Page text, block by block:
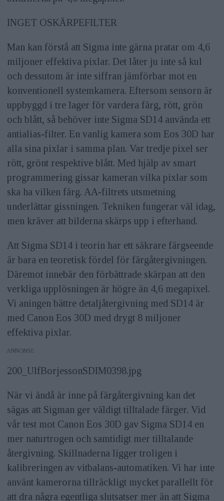
INGET OSKÄRPEFILTER
Man kan förstå att Sigma inte gärna pratar om 4,6
miljoner effektiva pixlar. Det låter ju inte så kul
och dessutom är inte siffran jämförbar mot en
konventionell systemkamera. Eftersom sensorn är
uppbyggd i tre lager för vardera färg, rött, grön
och blått, så behöver inte Sigma SD14 använda ett
antialias-filter. En vanlig kamera som Eos 30D har
alla sina pixlar i samma plan. Var tredje pixel ser
rött, grönt respektive blått. Med hjälp av smart
programmering gissar kameran vilka pixlar som
ska ha vilken färg. AA-filtrets utsmetning
underlättar gissningen. Tekniken fungerar väl idag,
men kräver att bilderna skärps upp i efterhand.
Att Sigma SD14 i teorin har ett säkrare färgseende
är bara en teoretisk fördel för färgåtergivningen.
Däremot innebär den förbättrade skärpan att den
verkliga upplösningen är högre än 4,6 megapixel.
Vi aningen bättre detaljåtergivning med SD14 är
med Canon Eos 30D med drygt 8 miljoner
effektiva pixlar.
ANNONS
200_UlfBorjessonSDIM0398.jpg
När vi ändå är inne på färgåtergivning kan det
sägas att Sigman ger väldigt tilltalade färger. Vid
vår test mot Canon Eos 30D gav Sigma SD14 en
mer naturtrogen och samtidigt mer tilltalande
återgivning. Skillnaderna ligger troligen i
kalibreringen av vitbalans-automatiken. Vi har inte
använt kamerorna tillräckligt mycket parallellt för
att dra några egentliga slutsatser mer än att Sigma